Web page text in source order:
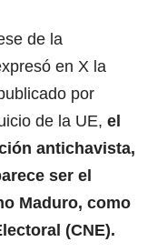
de la
en X la
por
de la UE, el
antichavista,
ser el
Maduro, como
(CNE).